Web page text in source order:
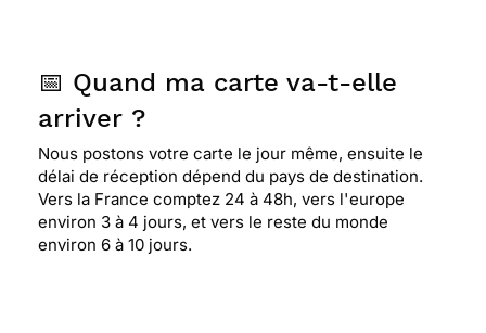
📅 Quand ma carte va-t-elle
arriver ?
Nous postons votre carte le jour même, ensuite le
délai de réception dépend du pays de destination.
Vers la France comptez 24 à 48h, vers l'europe
environ 3 à 4 jours, et vers le reste du monde
environ 6 à 10 jours.